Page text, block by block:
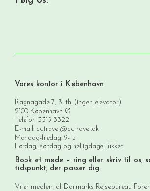
Vores kontor i København
Ragnagade 7, 3. th. (ingen elevator)
2100 København Ø
Telefon 3315 3322
E-mail: cctravel@cctravel.dk
Mandag-fredag: 9-15
Lørdag, søndag og helligdage: lukket
Book et møde – ring eller skriv til os,
tidspunkt, der passer dig.
Vi er medlem af Danmarks Rejsebureau